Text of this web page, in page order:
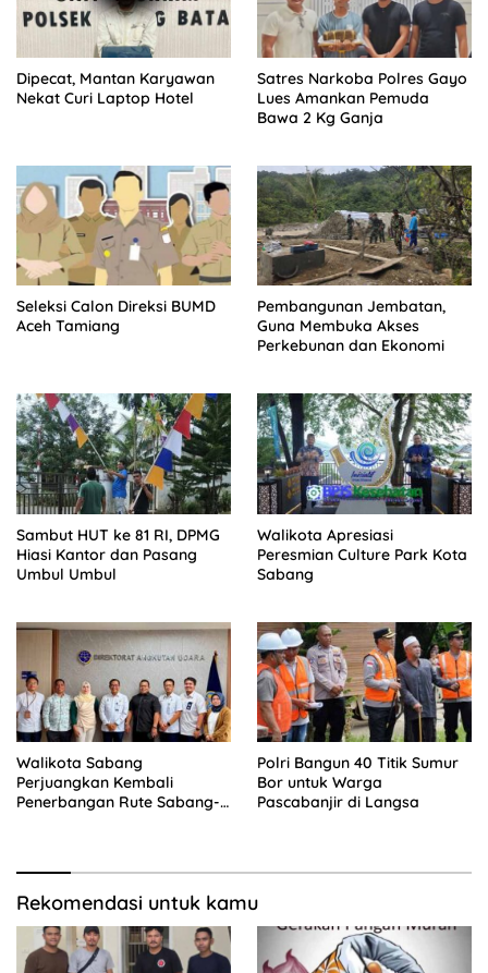
Dipecat, Mantan Karyawan
Nekat Curi Laptop Hotel
Satres Narkoba Polres Gayo
Lues Amankan Pemuda
Bawa 2 Kg Ganja
Seleksi Calon Direksi BUMD
Aceh Tamiang
Pembangunan Jembatan,
Guna Membuka Akses
Perkebunan dan Ekonomi
Sambut HUT ke 81 RI, DPMG
Hiasi Kantor dan Pasang
Umbul Umbul
Walikota Apresiasi
Peresmian Culture Park Kota
Sabang
Walikota Sabang
Perjuangkan Kembali
Penerbangan Rute Sabang-
Polri Bangun 40 Titik Sumur
Bor untuk Warga
Pascabanjir di Langsa
Rekomendasi untuk kamu